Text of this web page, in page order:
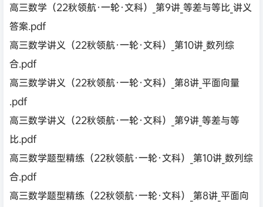
高三数学（22秋领航·一轮·文科）_第9讲_等差与等比_讲义
答案.pdf
高三数学讲义（22秋领航·一轮·文科）_第10讲_数列综
合.pdf
高三数学讲义（22秋领航·一轮·文科）_第8讲_平面向量
.pdf
高三数学讲义（22秋领航·一轮·文科）_第9讲_等差与等
比.pdf
高三数学题型精练（22秋领航·一轮·文科）_第10讲_数列综
合.pdf
高三数学题型精练（22秋领航·一轮·文科）_第8讲_平面向